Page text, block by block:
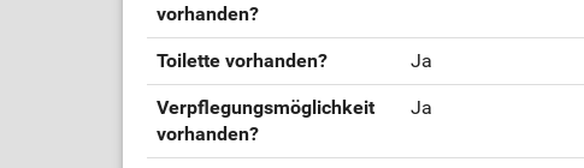
vorhanden?
Toilette vorhanden? Ja
Verpflegungsmöglichkeit
vorhanden?
Ja